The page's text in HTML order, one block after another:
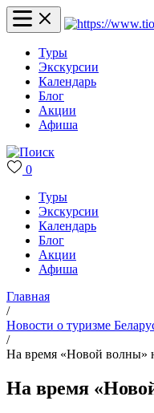
Туры
Экскурсии
Календарь
Блог
Акции
Афиша
0
Туры
Экскурсии
Календарь
Блог
Акции
Афиша
Главная
/
Новости о туризме
/
На время «Новой волны»
На время